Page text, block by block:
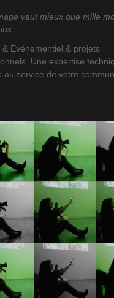
vaut mieux que mille
& Événementiel & projets
Une expertise
au service de votre